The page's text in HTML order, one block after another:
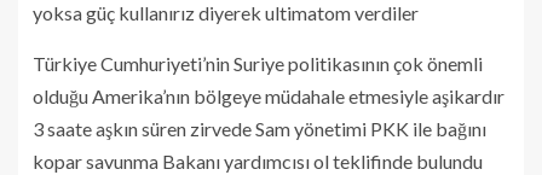
yoksa güç kullanırız diyerek ultimatom verdiler
Türkiye Cumhuriyeti’nin Suriye politikasının çok önemli
olduğu Amerika’nın bölgeye müdahale etmesiyle aşikardır
3 saate aşkın süren zirvede Sam yönetimi PKK ile bağını
kopar savunma Bakanı yardımcısı ol teklifinde bulundu